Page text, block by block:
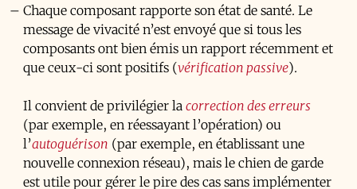
Chaque composant rapporte son état de santé. Le
message de vivacité n’est envoyé que si tous les
composants ont bien émis un rapport récemment et
que ceux-ci sont positifs (vérification passive).
Il convient de privilégier la correction des erreurs
(par exemple, en réessayant l’opération) ou
l’autoguérison (par exemple, en établissant une
nouvelle connexion réseau), mais le chien de garde
est utile pour gérer le pire des cas sans implémenter